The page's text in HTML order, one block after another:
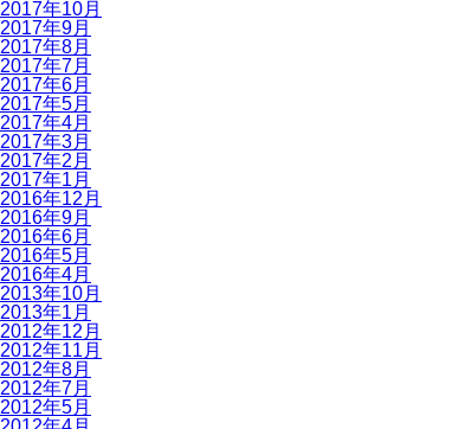
2017年10月
2017年9月
2017年8月
2017年7月
2017年6月
2017年5月
2017年4月
2017年3月
2017年2月
2017年1月
2016年12月
2016年9月
2016年6月
2016年5月
2016年4月
2013年10月
2013年1月
2012年12月
2012年11月
2012年8月
2012年7月
2012年5月